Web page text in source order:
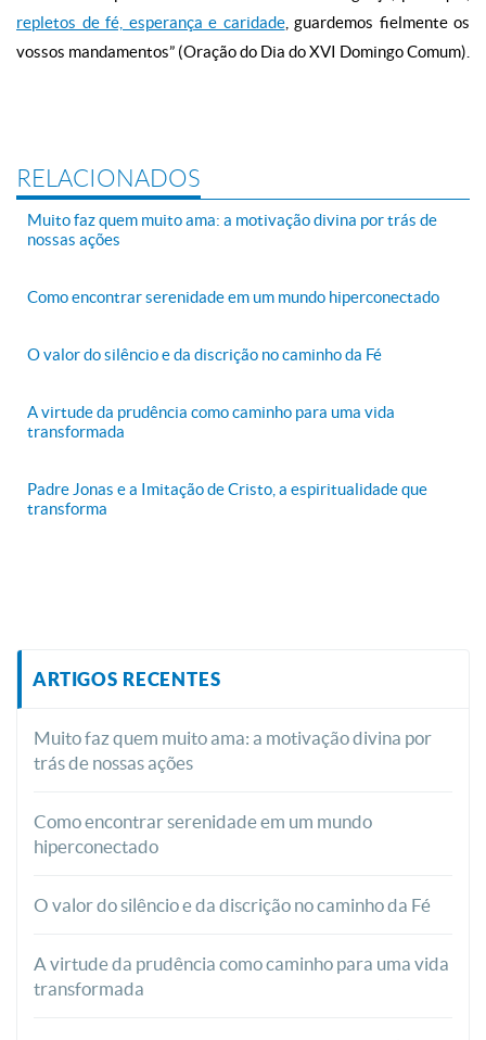
repletos de fé, esperança e caridade, guardemos fielmente os
vossos mandamentos” (Oração do Dia do XVI Domingo Comum).
RELACIONADOS
Muito faz quem muito ama: a motivação divina por trás de
nossas ações
Como encontrar serenidade em um mundo hiperconectado
O valor do silêncio e da discrição no caminho da Fé
A virtude da prudência como caminho para uma vida
transformada
Padre Jonas e a Imitação de Cristo, a espiritualidade que
transforma
ARTIGOS RECENTES
Muito faz quem muito ama: a motivação divina por
trás de nossas ações
Como encontrar serenidade em um mundo
hiperconectado
O valor do silêncio e da discrição no caminho da Fé
A virtude da prudência como caminho para uma vida
transformada